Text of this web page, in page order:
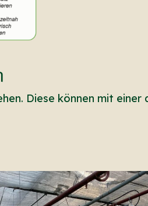
Diese können mit einer